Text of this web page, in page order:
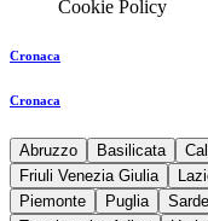
Cookie Policy
Cronaca
Cronaca
Abruzzo Basilicata
Friuli Venezia Giulia
Piemonte
Puglia